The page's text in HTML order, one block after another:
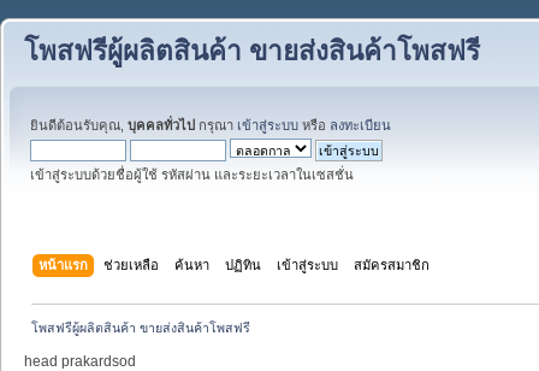
โพสฟรีผู้ผลิตสินค้า ขายส่งสินค้าโพสฟรี
ยินดีต้อนรับคุณ, บุคคลทั่วไป กรุณา เข้าสู่ระบบ หรือ ลงทะเบียน
เข้าสู่ระบบด้วยชื่อผู้ใช้ รหัสผ่าน และระยะเวลาในเซสชั่น
หน้าแรก ช่วยเหลือ ค้นหา ปฏิทิน เข้าสู่ระบบ สมัครสมาชิก
โพสฟรีผู้ผลิตสินค้า ขายส่งสินค้าโพสฟรี
head prakardsod